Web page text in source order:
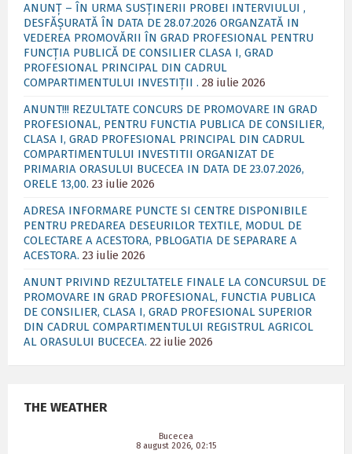
ANUNȚ – ÎN URMA SUSȚINERII PROBEI INTERVIULUI ,
DESFĂȘURATĂ ÎN DATA DE 28.07.2026 ORGANZATĂ IN
VEDEREA PROMOVĂRII ÎN GRAD PROFESIONAL PENTRU
FUNCȚIA PUBLICĂ DE CONSILIER CLASA I, GRAD
PROFESIONAL PRINCIPAL DIN CADRUL
COMPARTIMENTULUI INVESTIȚII . 28 iulie 2026
ANUNT!!! REZULTATE CONCURS DE PROMOVARE IN GRAD
PROFESIONAL, PENTRU FUNCTIA PUBLICA DE CONSILIER,
CLASA I, GRAD PROFESIONAL PRINCIPAL DIN CADRUL
COMPARTIMENTULUI INVESTITII ORGANIZAT DE
PRIMARIA ORASULUI BUCECEA IN DATA DE 23.07.2026,
ORELE 13,00. 23 iulie 2026
ADRESA INFORMARE PUNCTE SI CENTRE DISPONIBILE
PENTRU PREDAREA DESEURILOR TEXTILE, MODUL DE
COLECTARE A ACESTORA, PBLOGATIA DE SEPARARE A
ACESTORA. 23 iulie 2026
ANUNT PRIVIND REZULTATELE FINALE LA CONCURSUL DE
PROMOVARE IN GRAD PROFESIONAL, FUNCTIA PUBLICA
DE CONSILIER, CLASA I, GRAD PROFESIONAL SUPERIOR
DIN CADRUL COMPARTIMENTULUI REGISTRUL AGRICOL
AL ORASULUI BUCECEA. 22 iulie 2026
THE WEATHER
Bucecea
8 august 2026, 02:15